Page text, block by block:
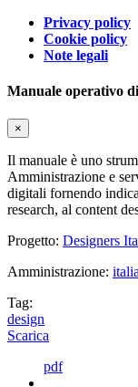
Privacy policy
Cookie policy
Note legali
Manuale operativo
×
Il manuale è uno
Amministrazione e
digitali fornendo
research, al content
Progetto: Designers
Amministrazione: italia
Tag:
design
Scarica
pdf